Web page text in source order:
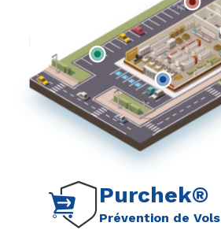
Purchek®
Prévention de